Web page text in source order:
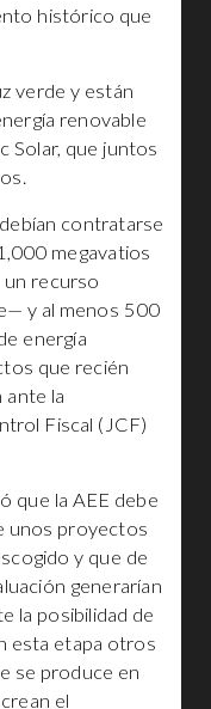
histórico que
verde y están
renovable
Solar, que juntos
contratarse
megavatios
recurso
y al menos 500
energía
que recién
ante la
Fiscal (JCF)
que la AEE debe
unos proyectos
y que de
generarían
la posibilidad de
esta etapa otros
se produce en
el